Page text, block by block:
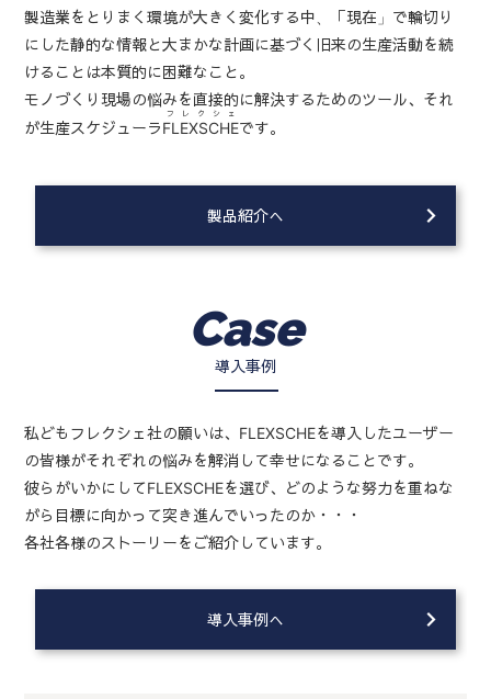
製造業をとりまく環境が大きく変化する中、「現在」で輪切り
にした静的な情報と大まかな計画に基づく旧来の生産活動を続
けることは本質的に困難なこと。
モノづくり現場の悩みを直接的に解決するためのツール、それ
が生産スケジューラFLEXSCHE
フレクシェ
です。
製品紹介へ
Case
導入事例
私どもフレクシェ社の願いは、FLEXSCHEを導入したユーザー
の皆様がそれぞれの悩みを解消して幸せになることです。
彼らがいかにしてFLEXSCHEを選び、どのような努力を重ねな
がら目標に向かって突き進んでいったのか・・・
各社各様のストーリーをご紹介しています。
導入事例へ